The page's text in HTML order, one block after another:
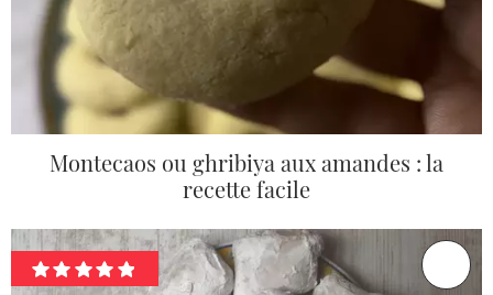
Montecaos ou ghribiya aux amandes : la
recette facile